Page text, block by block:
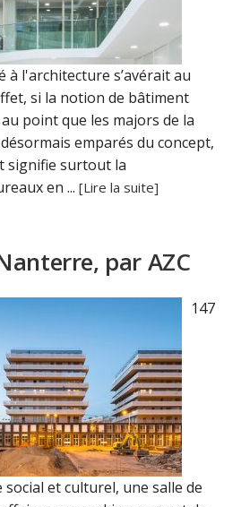
à l'architecture s’avérait au
si la notion de bâtiment
point que les majors de la
emparés du concept,
signifie surtout la
en ...[Lire la suite]
par AZC
147
et culturel, une salle de